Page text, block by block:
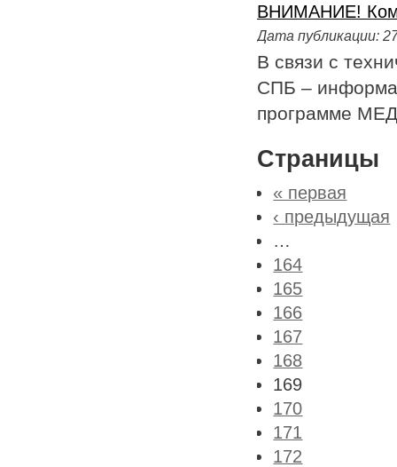
ВНИМАНИЕ!
Дата публикации:
В связи с
СПБ –
программе
Страницы
« первая
‹ предыдущая
…
164
165
166
167
168
169
170
171
172